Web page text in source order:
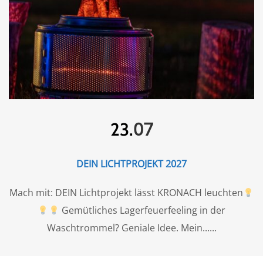
23.07
DEIN LICHTPROJEKT 2027
Mach mit: DEIN Lichtprojekt lässt KRONACH leuchten
Gemütliches Lagerfeuerfeeling in der
Waschtrommel? Geniale Idee. Mein...